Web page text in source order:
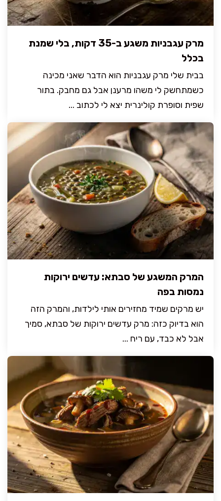
מרק עגבניות משגע ב-35 דקות, בלי שמנת
בכלל
בבית שלי מרק עגבניות הוא הדבר שאני מכינה
כשמתחשק לי משהו מרענן אבל גם מחבק. בתור
שפית וסופרת קולינרית יצא לי לכתוב ...
המרק המשגע של סבתא: עדשים ירוקות
נמסות בפה
יש מרקים שמיד מחזירים אותי לילדות, והמרק הזה
הוא בדיוק כזה: מרק עדשים ירוקות של סבתא, סמיך
אבל לא כבד, עם ריח ...